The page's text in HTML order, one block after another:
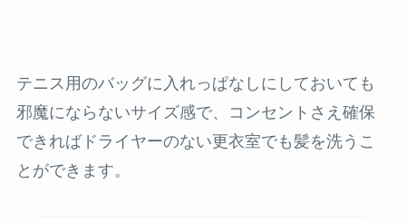
テニス用のバッグに入れっぱなしにしておいても
邪魔にならないサイズ感で、コンセントさえ確保
できればドライヤーのない更衣室でも髪を洗うこ
とができます。